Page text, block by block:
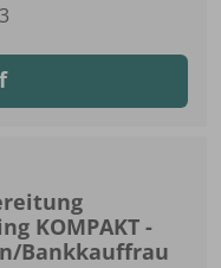
KOMPAKT -
Bankkauffrau